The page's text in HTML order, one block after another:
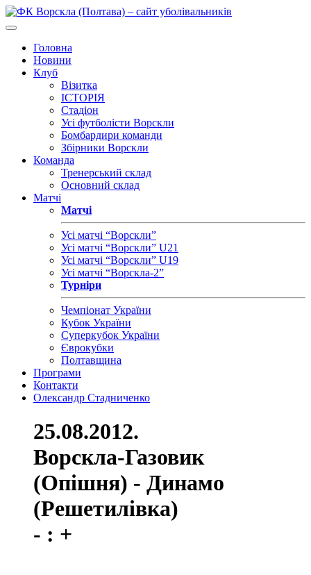
Головна
Новини
Клуб
Візитка
ІСТОРІЯ
Стадіон
Усі футболісти Ворскли
Бомбардири команди
Збірники Ворскли
Команда
Тренерський склад
Основний склад
Матчі
Матчі
Усі матчі “Ворскли”
Усі матчі “Ворскли” U21
Усі матчі “Ворскли” U19
Усі матчі “Ворскла-2”
Турніри
Чемпіонат України
Кубок України
Суперкубок України
Єврокубки
Полтавщина
Програми
Контакти
Олександр Стадниченко
25.08.2012.
Ворскла-Газовик
(Опішня) - Динамо
(Решетилівка)
- : +